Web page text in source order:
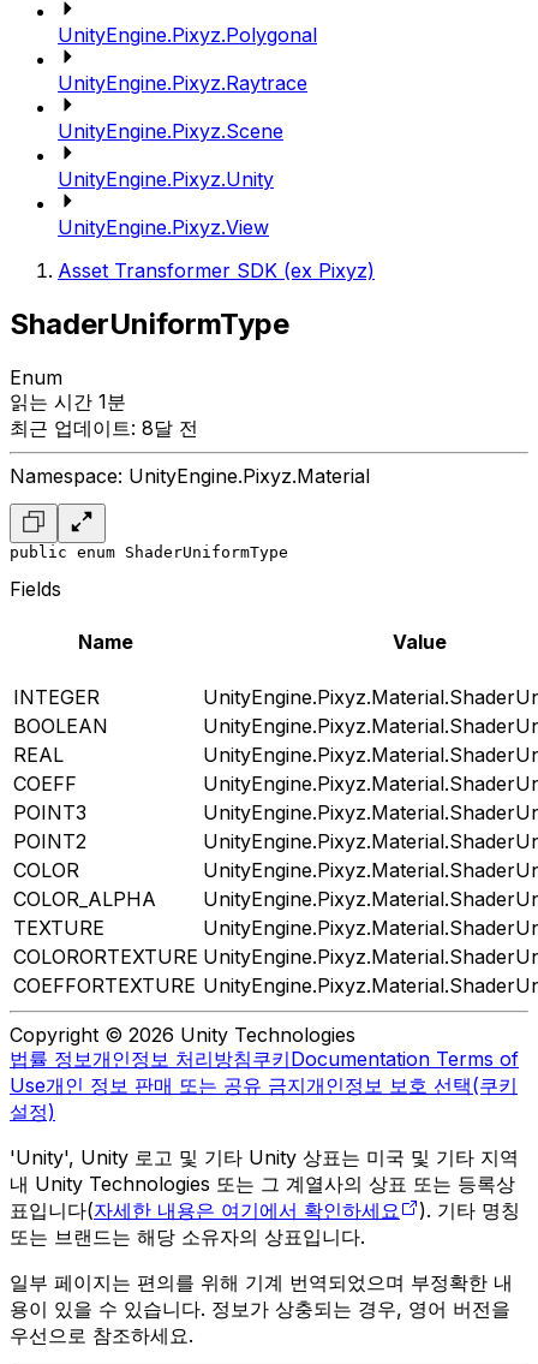
UnityEngine.Pixyz.Polygonal
UnityEngine.Pixyz.Raytrace
UnityEngine.Pixyz.Scene
UnityEngine.Pixyz.Unity
UnityEngine.Pixyz.View
Asset Transformer SDK (ex Pixyz)
ShaderUniformType
Enum
읽는 시간 1분
최근 업데이트: 8달 전
Namespace: UnityEngine.Pixyz.Material
public enum ShaderUniformType
Fields
Name Value
INTEGER
BOOLEAN
REAL
COEFF
POINT3
POINT2
COLOR
COLOR_ALPHA
TEXTURE
COLORORTEXTURE
COEFFORTEXTURE
Copyright © 2026 Unity Technologies
법률 정보개인정보 처리방침쿠키Documentation Terms of
Use개인 정보 판매 또는 공유 금지개인정보 보호 선택(쿠키
설정)
'Unity', Unity 로고 및 기타 Unity 상표는 미국 및 기타 지역
내 Unity Technologies 또는 그 계열사의 상표 또는 등록상
표입니다(자세한 내용은 여기에서 확인하세요
). 기타 명칭
또는 브랜드는 해당 소유자의 상표입니다.
일부 페이지는 편의를 위해 기계 번역되었으며 부정확한 내
용이 있을 수 있습니다. 정보가 상충되는 경우, 영어 버전을
우선으로 참조하세요.